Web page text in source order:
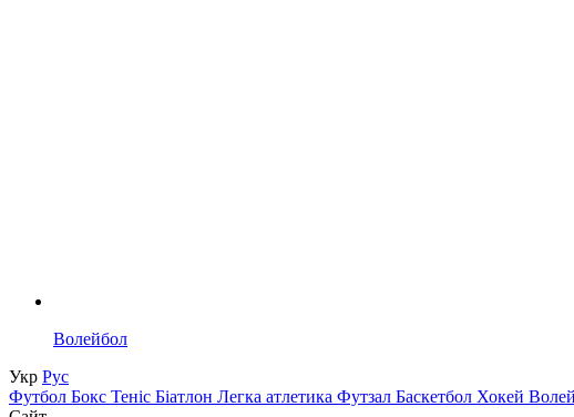
Волейбол
Укр Рус
Футбол Бокс Теніс Біатлон Легка атлетика Футзал Баскетбол Хокей